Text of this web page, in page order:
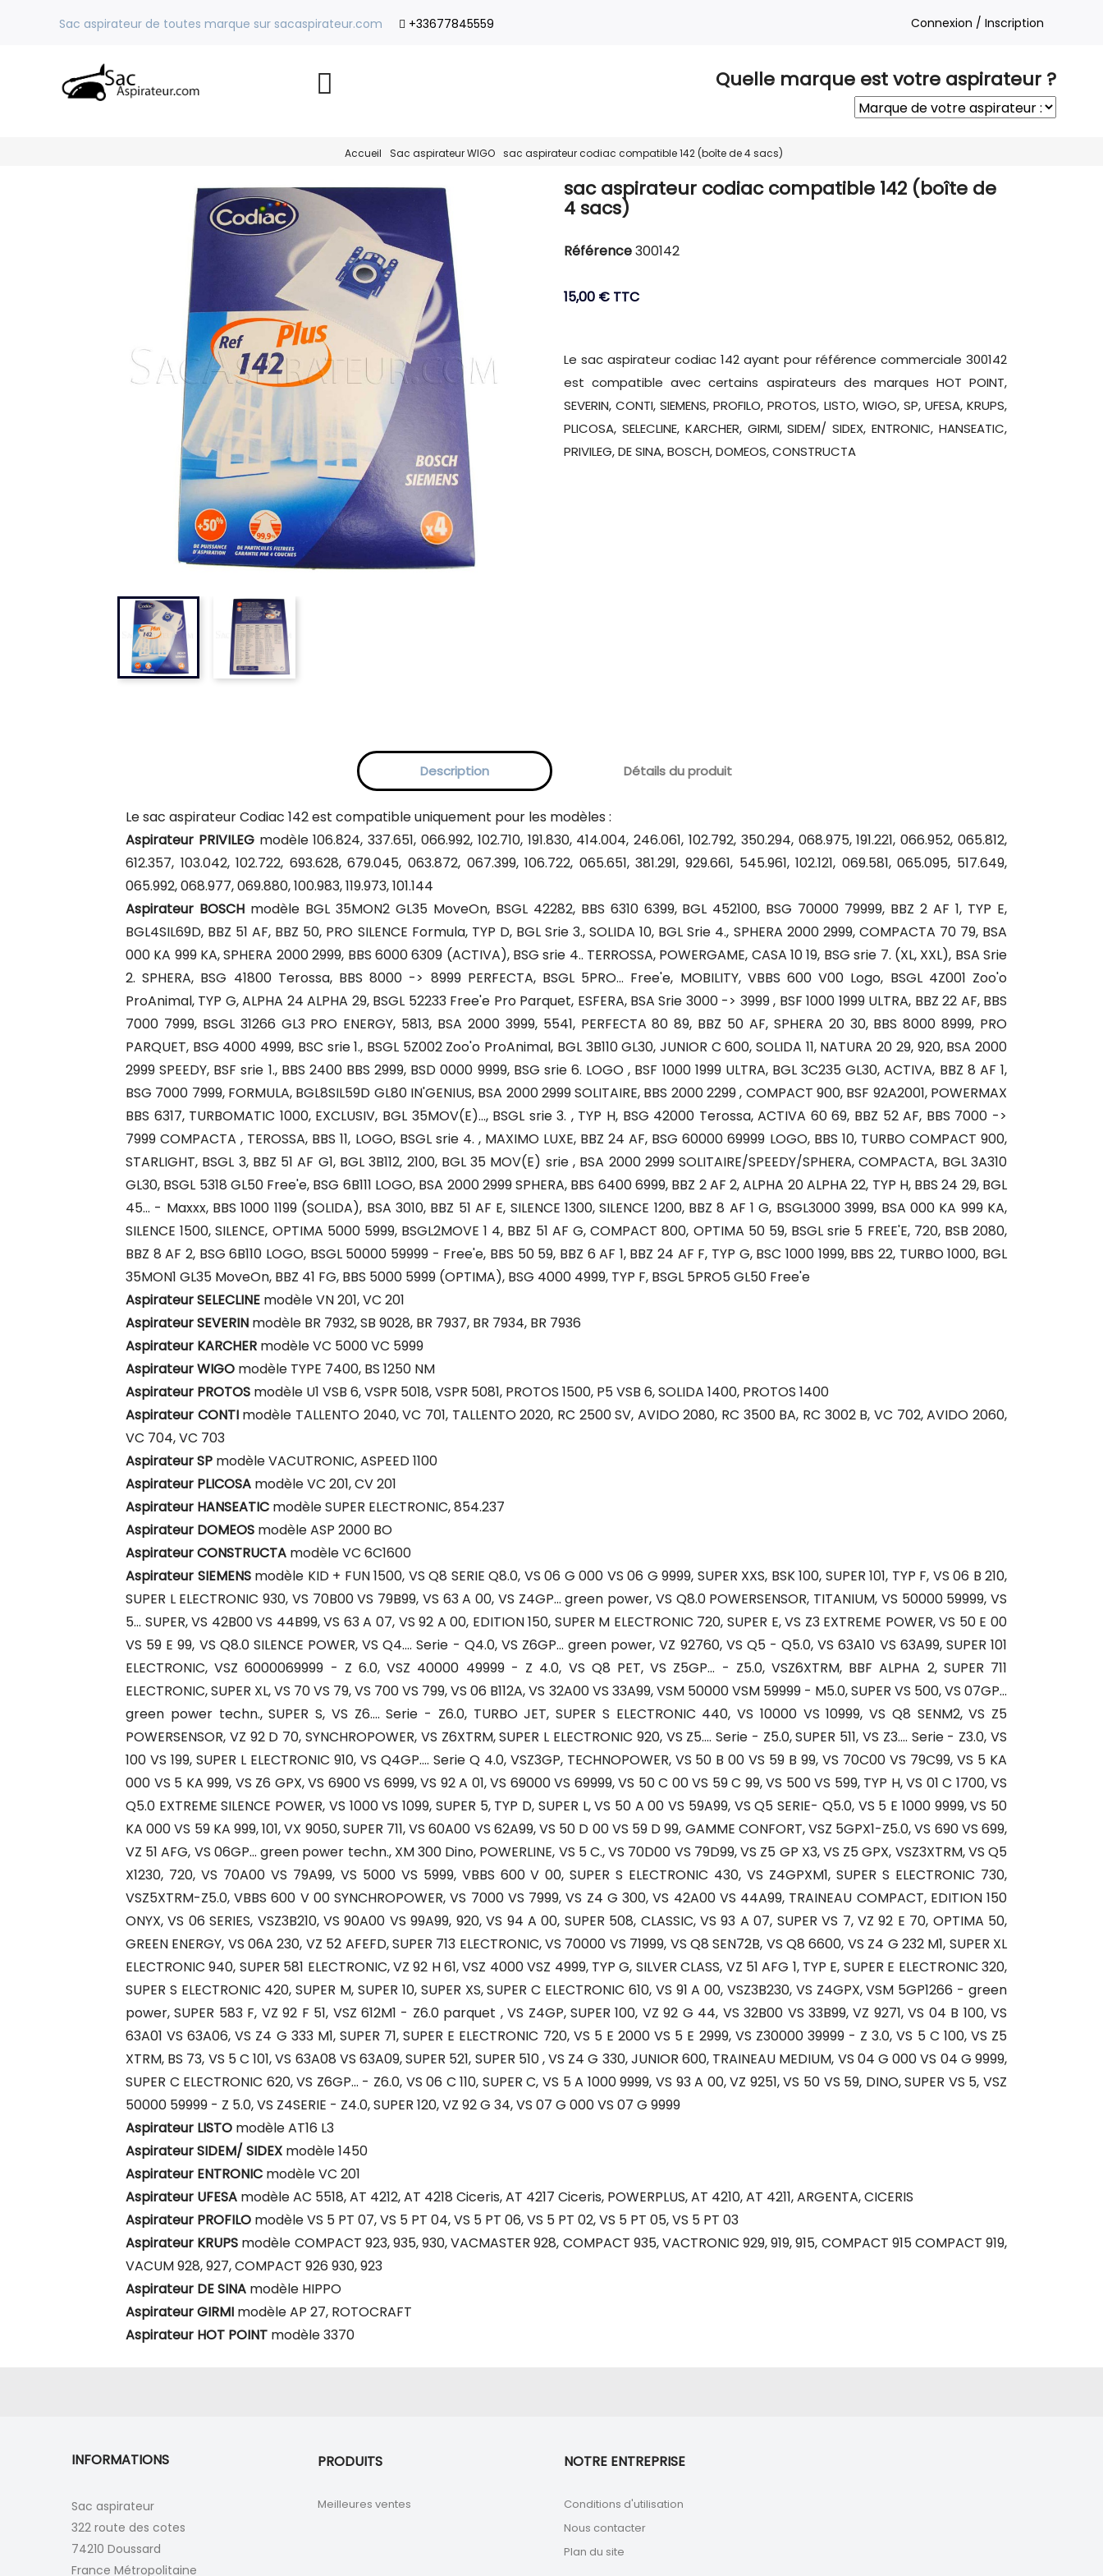
Sac aspirateur de toutes marque sur sacaspirateur.com +33677845559 Connexion / Inscription
Quelle marque est votre aspirateur ?
Accueil Sac aspirateur WIGO sac aspirateur codiac compatible 142 (boîte de 4 sacs)
sac aspirateur codiac compatible 142 (boîte de
4 sacs)
Référence300142
15,00 € TTC
Le sac aspirateur codiac 142 ayant pour référence commerciale 300142
est compatible avec certains aspirateurs des marques HOT POINT,
SEVERIN, CONTI, SIEMENS, PROFILO, PROTOS, LISTO, WIGO, SP, UFESA, KRUPS,
PLICOSA, SELECLINE, KARCHER, GIRMI, SIDEM/ SIDEX, ENTRONIC, HANSEATIC,
PRIVILEG, DE SINA, BOSCH, DOMEOS, CONSTRUCTA
Description Détails du produit
Le sac aspirateur Codiac 142 est compatible uniquement pour les modèles :
Aspirateur PRIVILEGmodèle 106.824, 337.651, 066.992, 102.710, 191.830, 414.004, 246.061, 102.792, 350.294, 068.975, 191.221, 066.952, 065.812,
612.357, 103.042, 102.722, 693.628, 679.045, 063.872, 067.399, 106.722, 065.651, 381.291, 929.661, 545.961, 102.121, 069.581, 065.095, 517.649,
065.992, 068.977, 069.880, 100.983, 119.973, 101.144
Aspirateur BOSCHmodèle BGL 35MON2 GL35 MoveOn, BSGL 42282, BBS 6310 6399, BGL 452100, BSG 70000 79999, BBZ 2 AF 1, TYP E,
BGL4SIL69D, BBZ 51 AF, BBZ 50, PRO SILENCE Formula, TYP D, BGL Srie 3., SOLIDA 10, BGL Srie 4., SPHERA 2000 2999, COMPACTA 70 79, BSA
000 KA 999 KA, SPHERA 2000 2999, BBS 6000 6309 (ACTIVA), BSG srie 4.. TERROSSA, POWERGAME, CASA 10 19, BSG srie 7. (XL, XXL), BSA Srie
2. SPHERA, BSG 41800 Terossa, BBS 8000 -> 8999 PERFECTA, BSGL 5PRO... Free'e, MOBILITY, VBBS 600 V00 Logo, BSGL 4Z001 Zoo'o
ProAnimal, TYP G, ALPHA 24 ALPHA 29, BSGL 52233 Free'e Pro Parquet, ESFERA, BSA Srie 3000 -> 3999 , BSF 1000 1999 ULTRA, BBZ 22 AF, BBS
7000 7999, BSGL 31266 GL3 PRO ENERGY, 5813, BSA 2000 3999, 5541, PERFECTA 80 89, BBZ 50 AF, SPHERA 20 30, BBS 8000 8999, PRO
PARQUET, BSG 4000 4999, BSC srie 1., BSGL 5Z002 Zoo'o ProAnimal, BGL 3B110 GL30, JUNIOR C 600, SOLIDA 11, NATURA 20 29, 920, BSA 2000
2999 SPEEDY, BSF srie 1., BBS 2400 BBS 2999, BSD 0000 9999, BSG srie 6. LOGO , BSF 1000 1999 ULTRA, BGL 3C235 GL30, ACTIVA, BBZ 8 AF 1,
BSG 7000 7999, FORMULA, BGL8SIL59D GL80 IN'GENIUS, BSA 2000 2999 SOLITAIRE, BBS 2000 2299 , COMPACT 900, BSF 92A2001, POWERMAX
BBS 6317, TURBOMATIC 1000, EXCLUSIV, BGL 35MOV(E)..., BSGL srie 3. , TYP H, BSG 42000 Terossa, ACTIVA 60 69, BBZ 52 AF, BBS 7000 ->
7999 COMPACTA , TEROSSA, BBS 11, LOGO, BSGL srie 4. , MAXIMO LUXE, BBZ 24 AF, BSG 60000 69999 LOGO, BBS 10, TURBO COMPACT 900,
STARLIGHT, BSGL 3, BBZ 51 AF G1, BGL 3B112, 2100, BGL 35 MOV(E) srie , BSA 2000 2999 SOLITAIRE/SPEEDY/SPHERA, COMPACTA, BGL 3A310
GL30, BSGL 5318 GL50 Free'e, BSG 6B111 LOGO, BSA 2000 2999 SPHERA, BBS 6400 6999, BBZ 2 AF 2, ALPHA 20 ALPHA 22, TYP H, BBS 24 29, BGL
45... - Maxxx, BBS 1000 1199 (SOLIDA), BSA 3010, BBZ 51 AF E, SILENCE 1300, SILENCE 1200, BBZ 8 AF 1 G, BSGL3000 3999, BSA 000 KA 999 KA,
SILENCE 1500, SILENCE, OPTIMA 5000 5999, BSGL2MOVE 1 4, BBZ 51 AF G, COMPACT 800, OPTIMA 50 59, BSGL srie 5 FREE'E, 720, BSB 2080,
BBZ 8 AF 2, BSG 6B110 LOGO, BSGL 50000 59999 - Free'e, BBS 50 59, BBZ 6 AF 1, BBZ 24 AF F, TYP G, BSC 1000 1999, BBS 22, TURBO 1000, BGL
35MON1 GL35 MoveOn, BBZ 41 FG, BBS 5000 5999 (OPTIMA), BSG 4000 4999, TYP F, BSGL 5PRO5 GL50 Free'e
Aspirateur SELECLINE modèle VN 201, VC 201
Aspirateur SEVERIN modèle BR 7932, SB 9028, BR 7937, BR 7934, BR 7936
Aspirateur KARCHER modèle VC 5000 VC 5999
Aspirateur WIGO modèle TYPE 7400, BS 1250 NM
Aspirateur PROTOS modèle U1 VSB 6, VSPR 5018, VSPR 5081, PROTOS 1500, P5 VSB 6, SOLIDA 1400, PROTOS 1400
Aspirateur CONTImodèle TALLENTO 2040, VC 701, TALLENTO 2020, RC 2500 SV, AVIDO 2080, RC 3500 BA, RC 3002 B, VC 702, AVIDO 2060,
VC 704, VC 703
Aspirateur SP modèle VACUTRONIC, ASPEED 1100
Aspirateur PLICOSA modèle VC 201, CV 201
Aspirateur HANSEATIC modèle SUPER ELECTRONIC, 854.237
Aspirateur DOMEOS modèle ASP 2000 BO
Aspirateur CONSTRUCTA modèle VC 6C1600
Aspirateur SIEMENSmodèle KID + FUN 1500, VS Q8 SERIE Q8.0, VS 06 G 000 VS 06 G 9999, SUPER XXS, BSK 100, SUPER 101, TYP F, VS 06 B 210,
SUPER L ELECTRONIC 930, VS 70B00 VS 79B99, VS 63 A 00, VS Z4GP... green power, VS Q8.0 POWERSENSOR, TITANIUM, VS 50000 59999, VS
5... SUPER, VS 42B00 VS 44B99, VS 63 A 07, VS 92 A 00, EDITION 150, SUPER M ELECTRONIC 720, SUPER E, VS Z3 EXTREME POWER, VS 50 E 00
VS 59 E 99, VS Q8.0 SILENCE POWER, VS Q4.... Serie - Q4.0, VS Z6GP... green power, VZ 92760, VS Q5 - Q5.0, VS 63A10 VS 63A99, SUPER 101
ELECTRONIC, VSZ 6000069999 - Z 6.0, VSZ 40000 49999 - Z 4.0, VS Q8 PET, VS Z5GP... - Z5.0, VSZ6XTRM, BBF ALPHA 2, SUPER 711
ELECTRONIC, SUPER XL, VS 70 VS 79, VS 700 VS 799, VS 06 B112A, VS 32A00 VS 33A99, VSM 50000 VSM 59999 - M5.0, SUPER VS 500, VS 07GP...
green power techn., SUPER S, VS Z6.... Serie - Z6.0, TURBO JET, SUPER S ELECTRONIC 440, VS 10000 VS 10999, VS Q8 SENM2, VS Z5
POWERSENSOR, VZ 92 D 70, SYNCHROPOWER, VS Z6XTRM, SUPER L ELECTRONIC 920, VS Z5.... Serie - Z5.0, SUPER 511, VS Z3.... Serie - Z3.0, VS
100 VS 199, SUPER L ELECTRONIC 910, VS Q4GP.... Serie Q 4.0, VSZ3GP, TECHNOPOWER, VS 50 B 00 VS 59 B 99, VS 70C00 VS 79C99, VS 5 KA
000 VS 5 KA 999, VS Z6 GPX, VS 6900 VS 6999, VS 92 A 01, VS 69000 VS 69999, VS 50 C 00 VS 59 C 99, VS 500 VS 599, TYP H, VS 01 C 1700, VS
Q5.0 EXTREME SILENCE POWER, VS 1000 VS 1099, SUPER 5, TYP D, SUPER L, VS 50 A 00 VS 59A99, VS Q5 SERIE- Q5.0, VS 5 E 1000 9999, VS 50
KA 000 VS 59 KA 999, 101, VX 9050, SUPER 711, VS 60A00 VS 62A99, VS 50 D 00 VS 59 D 99, GAMME CONFORT, VSZ 5GPX1-Z5.0, VS 690 VS 699,
VZ 51 AFG, VS 06GP... green power techn., XM 300 Dino, POWERLINE, VS 5 C., VS 70D00 VS 79D99, VS Z5 GP X3, VS Z5 GPX, VSZ3XTRM, VS Q5
X1230, 720, VS 70A00 VS 79A99, VS 5000 VS 5999, VBBS 600 V 00, SUPER S ELECTRONIC 430, VS Z4GPXM1, SUPER S ELECTRONIC 730,
VSZ5XTRM-Z5.0, VBBS 600 V 00 SYNCHROPOWER, VS 7000 VS 7999, VS Z4 G 300, VS 42A00 VS 44A99, TRAINEAU COMPACT, EDITION 150
ONYX, VS 06 SERIES, VSZ3B210, VS 90A00 VS 99A99, 920, VS 94 A 00, SUPER 508, CLASSIC, VS 93 A 07, SUPER VS 7, VZ 92 E 70, OPTIMA 50,
GREEN ENERGY, VS 06A 230, VZ 52 AFEFD, SUPER 713 ELECTRONIC, VS 70000 VS 71999, VS Q8 SEN72B, VS Q8 6600, VS Z4 G 232 M1, SUPER XL
ELECTRONIC 940, SUPER 581 ELECTRONIC, VZ 92 H 61, VSZ 4000 VSZ 4999, TYP G, SILVER CLASS, VZ 51 AFG 1, TYP E, SUPER E ELECTRONIC 320,
SUPER S ELECTRONIC 420, SUPER M, SUPER 10, SUPER XS, SUPER C ELECTRONIC 610, VS 91 A 00, VSZ3B230, VS Z4GPX, VSM 5GP1266 - green
power, SUPER 583 F, VZ 92 F 51, VSZ 612M1 - Z6.0 parquet , VS Z4GP, SUPER 100, VZ 92 G 44, VS 32B00 VS 33B99, VZ 9271, VS 04 B 100, VS
63A01 VS 63A06, VS Z4 G 333 M1, SUPER 71, SUPER E ELECTRONIC 720, VS 5 E 2000 VS 5 E 2999, VS Z30000 39999 - Z 3.0, VS 5 C 100, VS Z5
XTRM, BS 73, VS 5 C 101, VS 63A08 VS 63A09, SUPER 521, SUPER 510 , VS Z4 G 330, JUNIOR 600, TRAINEAU MEDIUM, VS 04 G 000 VS 04 G 9999,
SUPER C ELECTRONIC 620, VS Z6GP... - Z6.0, VS 06 C 110, SUPER C, VS 5 A 1000 9999, VS 93 A 00, VZ 9251, VS 50 VS 59, DINO, SUPER VS 5, VSZ
50000 59999 - Z 5.0, VS Z4SERIE - Z4.0, SUPER 120, VZ 92 G 34, VS 07 G 000 VS 07 G 9999
Aspirateur LISTO modèle AT16 L3
Aspirateur SIDEM/ SIDEX modèle 1450
Aspirateur ENTRONIC modèle VC 201
Aspirateur UFESA modèle AC 5518, AT 4212, AT 4218 Ciceris, AT 4217 Ciceris, POWERPLUS, AT 4210, AT 4211, ARGENTA, CICERIS
Aspirateur PROFILO modèle VS 5 PT 07, VS 5 PT 04, VS 5 PT 06, VS 5 PT 02, VS 5 PT 05, VS 5 PT 03
Aspirateur KRUPS modèle COMPACT 923, 935, 930, VACMASTER 928, COMPACT 935, VACTRONIC 929, 919, 915, COMPACT 915 COMPACT 919,
VACUM 928, 927, COMPACT 926 930, 923
Aspirateur DE SINA modèle HIPPO
Aspirateur GIRMI modèle AP 27, ROTOCRAFT
Aspirateur HOT POINT modèle 3370
INFORMATIONS
Sac aspirateur
322 route des cotes
74210 Doussard
France Métropolitaine
PRODUITS
Meilleures ventes
NOTRE ENTREPRISE
Conditions d'utilisation
Nous contacter
Plan du site